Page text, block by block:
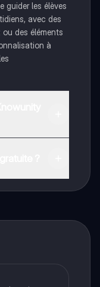
guider les élèves
avec des
des éléments
à